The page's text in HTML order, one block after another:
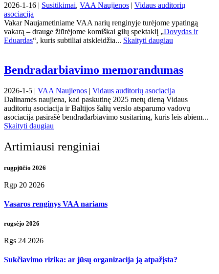
2026-1-16 | Susitikimai, VAA Naujienos | Vidaus auditorių
asociacija
Vakar Naujametiniame VAA narių renginyje turėjome ypatingą
vakarą – drauge žiūrėjome komiškai gilų spektaklį „Dovydas ir
Eduardas“, kuris subtiliai atskleidžia... Skaityti daugiau
Bendradarbiavimo memorandumas
2026-1-5 | VAA Naujienos | Vidaus auditorių asociacija
Dalinamės naujiena, kad paskutinę 2025 metų dieną Vidaus
auditorių asociacija ir Baltijos šalių verslo atsparumo vadovų
asociacija pasirašė bendradarbiavimo susitarimą, kuris leis abiem...
Skaityti daugiau
Artimiausi renginiai
rugpjūčio 2026
Rgp 20 2026
Vasaros renginys VAA nariams
rugsėjo 2026
Rgs 24 2026
Sukčiavimo rizika: ar jūsų organizacija ją atpažįsta?